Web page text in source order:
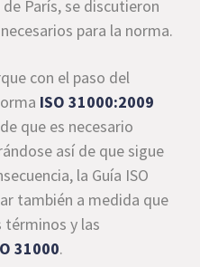
París, se discutieron
para la norma.
con el paso del
ISO 31000:2009
que es necesario
así de que sigue
la Guía ISO
también a medida que
términos y las
31000.